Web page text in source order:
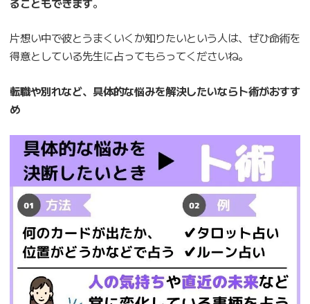
片想い中で彼とうまくいくか知りたいという人は、ぜひ命術を
得意としている先生に占ってもらってくださいね。
転職や別れなど、具体的な悩みを解決したいなら卜術がおすす
め